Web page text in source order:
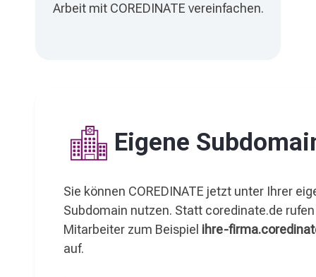
Arbeit mit COREDINATE vereinfachen.
Eigene
Sie können COREDINATE jetzt unter Ihrer
Subdomain nutzen. Statt coredinate.de
Mitarbeiter zum Beispiel ihre-
auf.